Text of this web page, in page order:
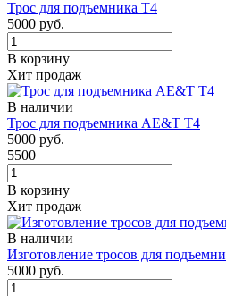
Трос для подъемника Т4
5000 руб.
В корзину
Хит продаж
В наличии
Трос для подъемника AE&T Т4
5000 руб.
5500
В корзину
Хит продаж
В наличии
Изготовление тросов для
5000 руб.